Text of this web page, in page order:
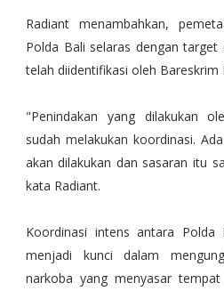
Radiant menambahkan,
Polda Bali selaras dengan target
telah diidentifikasi oleh Bareskrim
"Penindakan yang dilakukan
sudah melakukan koordinasi.
akan dilakukan dan sasaran itu
kata Radiant.
Koordinasi intens antara
menjadi kunci dalam
narkoba yang menyasar